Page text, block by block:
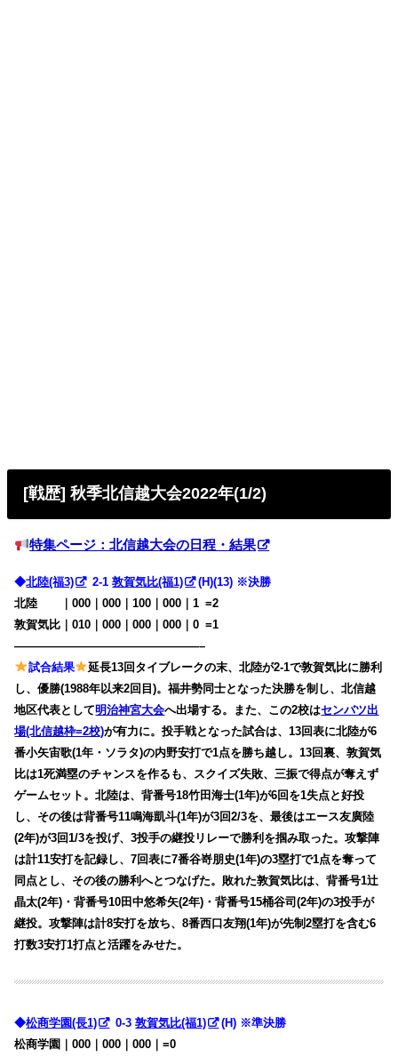
[戦歴] 秋季北信越大会2022年(1/2)
特集ページ：北信越大会の日程・結果
◆北陸(福3) 2-1敦賀気比(福1)
(H)(13) ※決勝
北陸 ｜000｜000｜100｜000｜1 0=2
敦賀気比｜010｜000｜000｜000｜0 0=1
————————————————–
試合結果
延長13回タイブレークの末、北陸が2-1で敦賀気比に勝利
し、優勝(1988年以来2回目)。福井勢同士となった決勝を制し、北信越
地区代表として明治神宮大会へ出場する。また、この2校はセンバツ出
場(北信越枠=2校)が有力に。投手戦となった試合は、13回表に北陸が6
番小矢宙歌(1年・ソラタ)の内野安打で1点を勝ち越し。13回裏、敦賀気
比は1死満塁のチャンスを作るも、スクイズ失敗、三振で得点が奪えず
ゲームセット。北陸は、背番号18竹田海士(1年)が6回を1失点と好投
し、その後は背番号11鳴海凱斗(1年)が3回2/3を、最後はエース友廣陸
(2年)が3回1/3を投げ、3投手の継投リレーで勝利を掴み取った。攻撃陣
は計11安打を記録し、7回表に7番谷嵜朋史(1年)の3塁打で1点を奪って
同点とし、その後の勝利へとつなげた。敗れた敦賀気比は、背番号1辻
晶太(2年)・背番号10田中悠希矢(2年)・背番号15桶谷司(2年)の3投手が
継投。攻撃陣は計8安打を放ち、8番西口友翔(1年)が先制2塁打を含む6
打数3安打1打点と活躍をみせた。
◆松商学園(長1) 0-3敦賀気比(福1)
(H) ※準決勝
松商学園｜000｜000｜000｜=0